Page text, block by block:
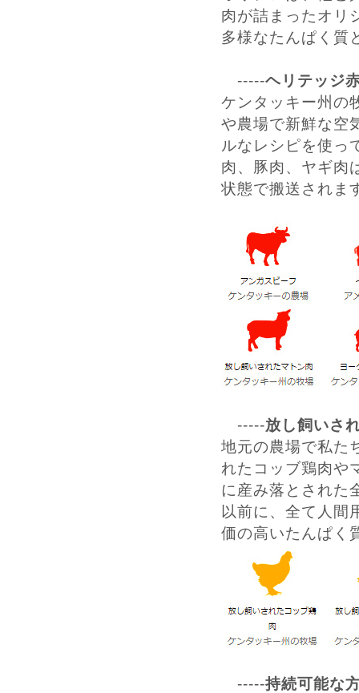
肉が詰まったオリ
多様なたんぱく質
-----ヘリテッジ
ケンタッキー州の
や農場で新鮮な空
ルなレシピを使っ
肉、豚肉、ヤギ肉
状態で搬送されま
-----放し飼いさ
地元の農場で私た
れたコッブ鶏肉や
に産み落とされた
以前に、全て人間
価の高いたんぱく
-----持続可能な